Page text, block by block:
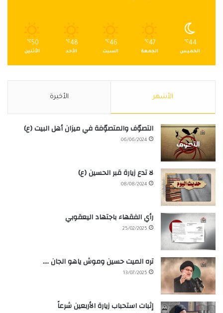
44
℃
الخميس
47
℃
الجمعة
46
℃
السبت
48
℃
الأحد
50
℃
الأثنين
الأشهر الأخيرة
التصوّف والمتصوّفة في ميزان أهل البيت (ع)
06/06/2024
لا تدع زيارة قبر الحسين (ع)
08/08/2024
رأي الفقهاء باجتهاد اليعقوبي
25/02/2025
تره الميت حسين وموش ياهو الجان ….
13/07/2025
إثبات استحباب زيارة الأربعين شرعاً